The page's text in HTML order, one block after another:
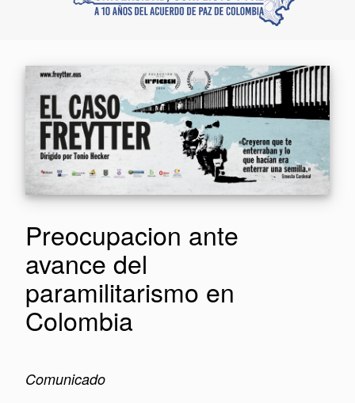
Preocupacion ante
avance del
paramilitarismo en
Colombia
Comunicado